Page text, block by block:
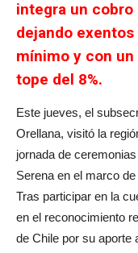
integra un
dejando
mínimo y con
tope del 8%.
Este jueves, el
Orellana, visitó la
jornada de
Serena en el marco
Tras participar en la
en el reconocimiento
de Chile por su aporte